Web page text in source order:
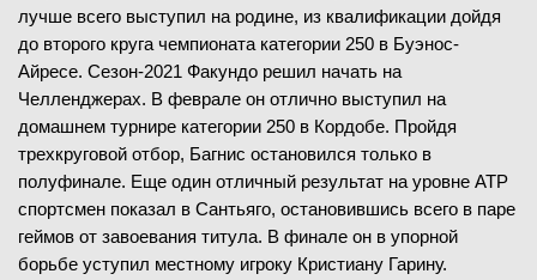
лучше всего выступил на родине, из квалификации дойдя
до второго круга чемпионата категории 250 в Буэнос-
Айресе. Сезон-2021 Факундо решил начать на
Челленджерах. В феврале он отлично выступил на
домашнем турнире категории 250 в Кордобе. Пройдя
трехкруговой отбор, Багнис остановился только в
полуфинале. Еще один отличный результат на уровне ATP
спортсмен показал в Сантьяго, остановившись всего в паре
геймов от завоевания титула. В финале он в упорной
борьбе уступил местному игроку Кристиану Гарину.